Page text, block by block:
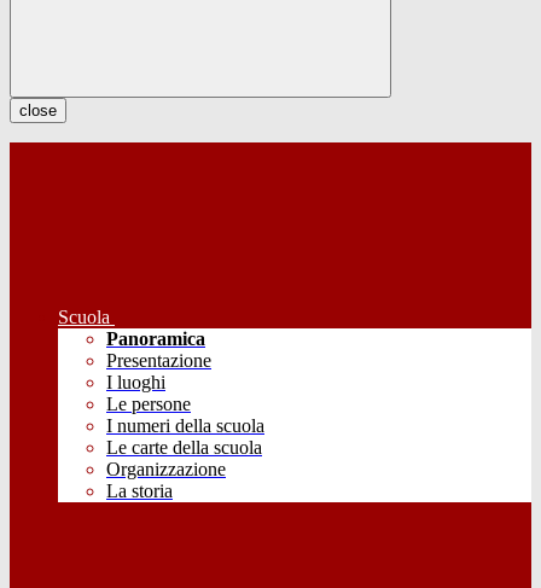
close
Scuola
Panoramica
Presentazione
I luoghi
Le persone
I numeri della scuola
Le carte della scuola
Organizzazione
La storia